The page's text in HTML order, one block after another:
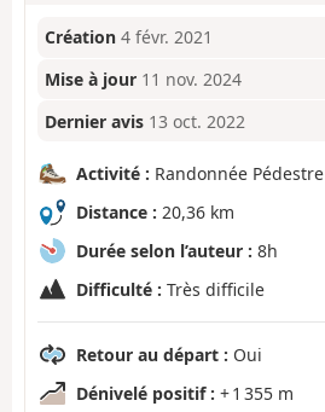
Création 4 févr. 2021
Mise à jour 11 nov. 2024
Dernier avis 13 oct. 2022
Activité : Randonnée Pédestre
Distance : 20,36 km
Durée selon l’auteur : 8h
Difficulté : Très difficile
Retour au départ : Oui
Dénivelé positif : + 1 355 m